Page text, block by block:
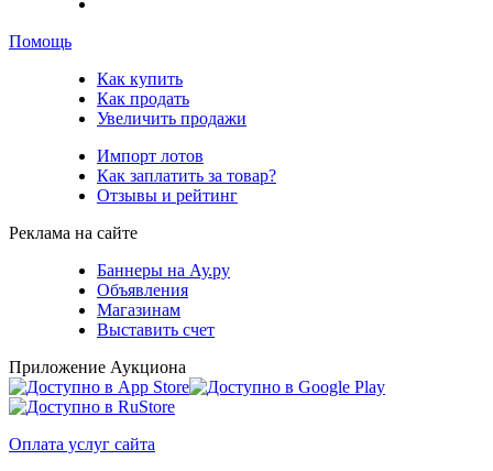
Помощь
Как купить
Как продать
Увеличить продажи
Импорт лотов
Как заплатить за товар?
Отзывы и рейтинг
Реклама на сайте
Баннеры на Ау.ру
Объявления
Магазинам
Выставить счет
Приложение Аукциона
Оплата услуг сайта